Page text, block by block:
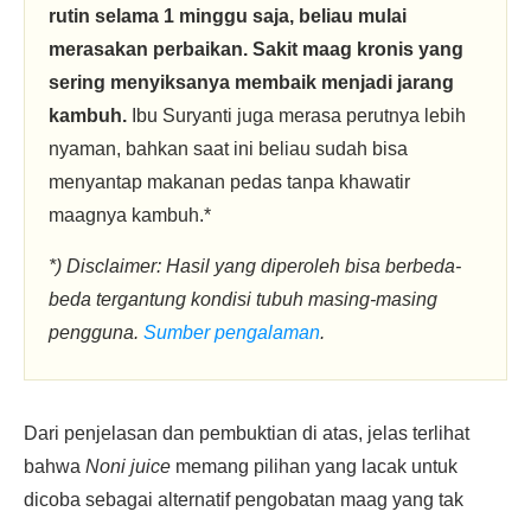
rutin selama 1 minggu saja, beliau mulai
merasakan perbaikan. Sakit maag kronis yang
sering menyiksanya membaik menjadi jarang
kambuh. Ibu Suryanti juga merasa perutnya lebih
nyaman, bahkan saat ini beliau sudah bisa
menyantap makanan pedas tanpa khawatir
maagnya kambuh.*
*) Disclaimer: Hasil yang diperoleh bisa berbeda-
beda tergantung kondisi tubuh masing-masing
pengguna. Sumber pengalaman.
Dari penjelasan dan pembuktian di atas, jelas terlihat
bahwa Noni juice memang pilihan yang lacak untuk
dicoba sebagai alternatif pengobatan maag yang tak